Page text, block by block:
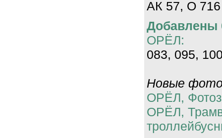
АК 57, О
Добавлены
ОРЁЛ:
083, 095,
Новые
ОРЁЛ,
ОРЁЛ,